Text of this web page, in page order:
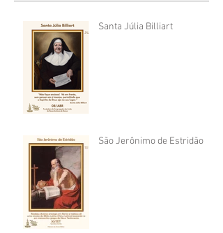
Santa Júlia Billiart
São Jerônimo de Estridão